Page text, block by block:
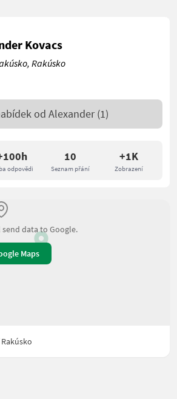
odpovědi
10
Seznam přání
+1K
Zobrazení
Kovacs
Rakúsko
od Alexander (1)
data to Google.
Maps